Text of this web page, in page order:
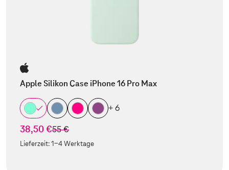
Apple Silikon Case iPhone 16 Pro Max
+ 6
38,50 €statt
55 €
Lieferzeit:1-4 Werktage